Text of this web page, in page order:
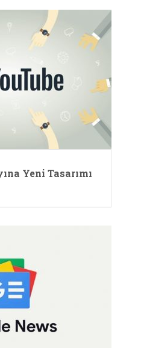
Yeni Tasarımı